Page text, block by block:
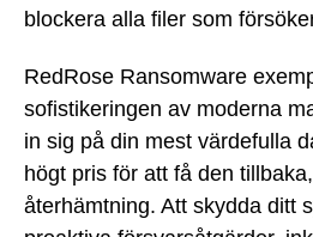
blockera alla filer som
RedRose Ransomware
sofistikeringen av moderna
in sig på din mest värdefulla
högt pris för att få den
återhämtning. Att skydda ditt